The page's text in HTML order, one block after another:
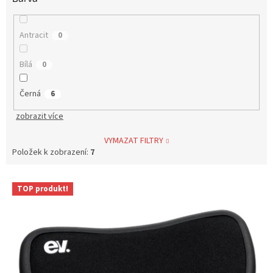
Antracit 0
Bílá 0
Černá 6
zobrazit více
VYMAZAT FILTRY
Položek k zobrazení: 7
V TOP produkt!